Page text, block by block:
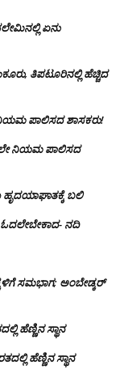
ಏನು
ತಿಪಟೂರಿನಲ್ಲಿ ಹೆಚ್ಚಿದ
ನಿಯಮ ಪಾಲಿಸದ ಶಾಸಕರು!
ನಿಯಮ ಪಾಲಿಸದ
ಬಲಿ
ನದಿ
ಸಮಭಾಗ; ಅಂಬೇಡ್ಕರ್
ಹೆಣ್ಣಿನ ಸ್ಥಾನ‌
ಹೆಣ್ಣಿನ ಸ್ಥಾನ‌